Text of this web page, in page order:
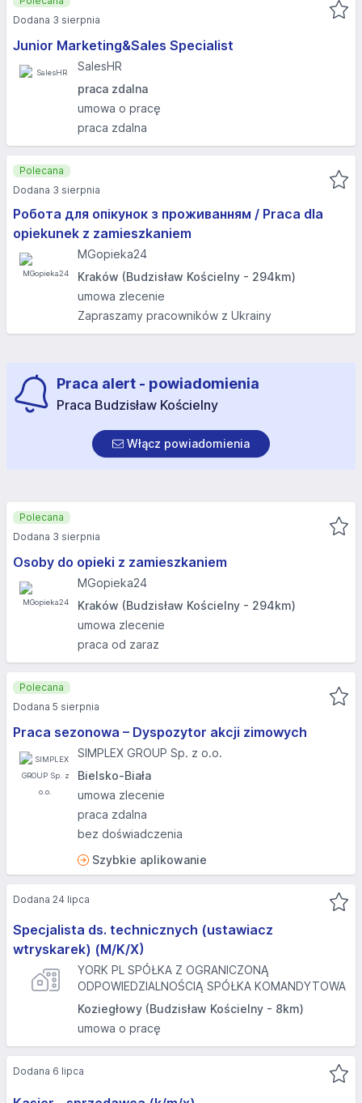
Junior Marketing&Sales Specialist
SalesHR
praca zdalna
umowa o pracę
praca zdalna
Dodana 3 sierpnia
Робота для опікунок з проживанням / Praca dla
opiekunek z zamieszkaniem
MGopieka24
Kraków (Budzisław Kościelny - 294km)
umowa zlecenie
Zapraszamy pracowników z Ukrainy
Polecana
Dodana 3 sierpnia
Praca alert - powiadomienia
Praca Budzisław Kościelny
Włącz powiadomienia
Osoby do opieki z zamieszkaniem
MGopieka24
Kraków (Budzisław Kościelny - 294km)
umowa zlecenie
praca od zaraz
Polecana
Dodana 3 sierpnia
Praca sezonowa – Dyspozytor akcji zimowych
SIMPLEX GROUP Sp. z o.o.
Bielsko-Biała
umowa zlecenie
praca zdalna
bez doświadczenia
Szybkie aplikowanie
Polecana
Dodana 5 sierpnia
Specjalista ds. technicznych (ustawiacz
wtryskarek) (M/K/X)
YORK PL SPÓŁKA Z OGRANICZONĄ
ODPOWIEDZIALNOŚCIĄ SPÓŁKA KOMANDYTOWA
Koziegłowy (Budzisław Kościelny - 8km)
umowa o pracę
Dodana 24 lipca
Dodana 6 lipca